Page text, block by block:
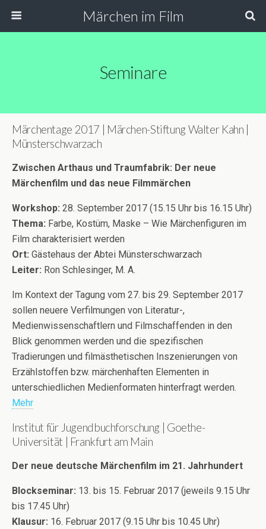
Märchen im Film
Seminare
Märchentage 2017 | Märchen-Stiftung Walter Kahn |
Münsterschwarzach
Zwischen Arthaus und Traumfabrik: Der neue
Märchenfilm und das neue Filmmärchen
Workshop: 28. September 2017 (15.15 Uhr bis 16.15 Uhr)
Thema: Farbe, Kostüm, Maske – Wie Märchenfiguren im
Film charakterisiert werden
Ort: Gästehaus der Abtei Münsterschwarzach
Leiter: Ron Schlesinger, M. A.
Im Kontext der Tagung vom 27. bis 29. September 2017
sollen neuere Verfilmungen von Literatur-,
Medienwissenschaftlern und Filmschaffenden in den
Blick genommen werden und die spezifischen
Tradierungen und filmästhetischen Inszenierungen von
Erzählstoffen bzw. märchenhaften Elementen in
unterschiedlichen Medienformaten hinterfragt werden.
Mehr
Institut für Jugendbuchforschung | Goethe-
Universität | Frankfurt am Main
Der neue deutsche Märchenfilm im 21. Jahrhundert
Blockseminar: 13. bis 15. Februar 2017 (jeweils 9.15 Uhr
bis 17.45 Uhr)
Klausur: 16. Februar 2017 (9.15 Uhr bis 10.45 Uhr)